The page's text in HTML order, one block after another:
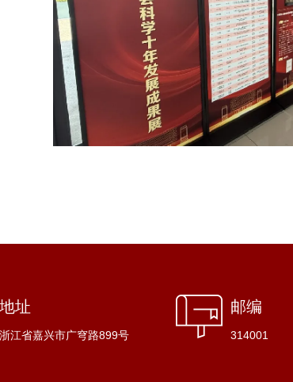
地址
浙江省嘉兴市广穹路899号
邮编
314001